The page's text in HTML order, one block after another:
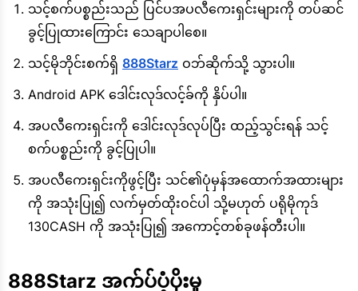
သင့်စက်ပစ္စည်းသည် ပြင်ပအပလီကေးရှင်းများကို တပ်ဆင်
ခွင့်ပြုထားကြောင်း သေချာပါစေ။
သင့်မိုဘိုင်းစက်ရှိ 888Starz ဝဘ်ဆိုက်သို့ သွားပါ။
Android APK ဒေါင်းလုဒ်လင့်ခ်ကို နှိပ်ပါ။
အပလီကေးရှင်းကို ဒေါင်းလုဒ်လုပ်ပြီး ထည့်သွင်းရန် သင့်
စက်ပစ္စည်းကို ခွင့်ပြုပါ။
အပလီကေးရှင်းကိုဖွင့်ပြီး သင်၏ပုံမှန်အထောက်အထားများ
ကို အသုံးပြု၍ လက်မှတ်ထိုးဝင်ပါ သို့မဟုတ် ပရိုမိုကုဒ်
130CASH ကို အသုံးပြု၍ အကောင့်တစ်ခုဖန်တီးပါ။
888Starz အက်ပ်ပံ့ပိုးမှု